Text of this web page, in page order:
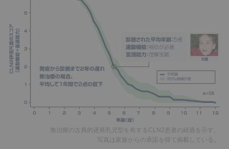
無治療の古典的遅発乳児型を有するCLN2患者の経過を示す。
写真は家族からの承諾を得て掲載している。